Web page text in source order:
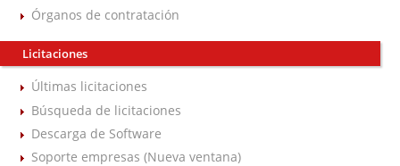
Órganos de contratación
Licitaciones
Últimas licitaciones
Búsqueda de licitaciones
Descarga de Software
Soporte empresas (Nueva ventana)